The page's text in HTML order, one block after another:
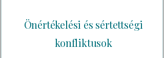
Önértékelési és sértettségi
konfliktusok